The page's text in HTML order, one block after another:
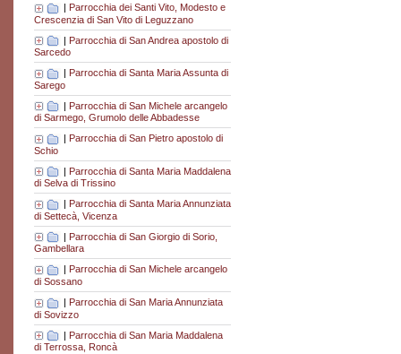
| Parrocchia dei Santi Vito, Modesto e
Crescenzia di San Vito di Leguzzano
| Parrocchia di San Andrea apostolo di
Sarcedo
| Parrocchia di Santa Maria Assunta di
Sarego
| Parrocchia di San Michele arcangelo
di Sarmego, Grumolo delle Abbadesse
Parrocchia di San Pietro apostolo di
Schio
| Parrocchia di Santa Maria Maddalena
di Selva di Trissino
Parrocchia di Santa Maria Annunziata
di Settecà, Vicenza
| Parrocchia di San Giorgio di Sorio,
Gambellara
Parrocchia di San Michele arcangelo
di Sossano
| Parrocchia di San Maria Annunziata
di Sovizzo
| Parrocchia di San Maria Maddalena
di Terrossa, Roncà